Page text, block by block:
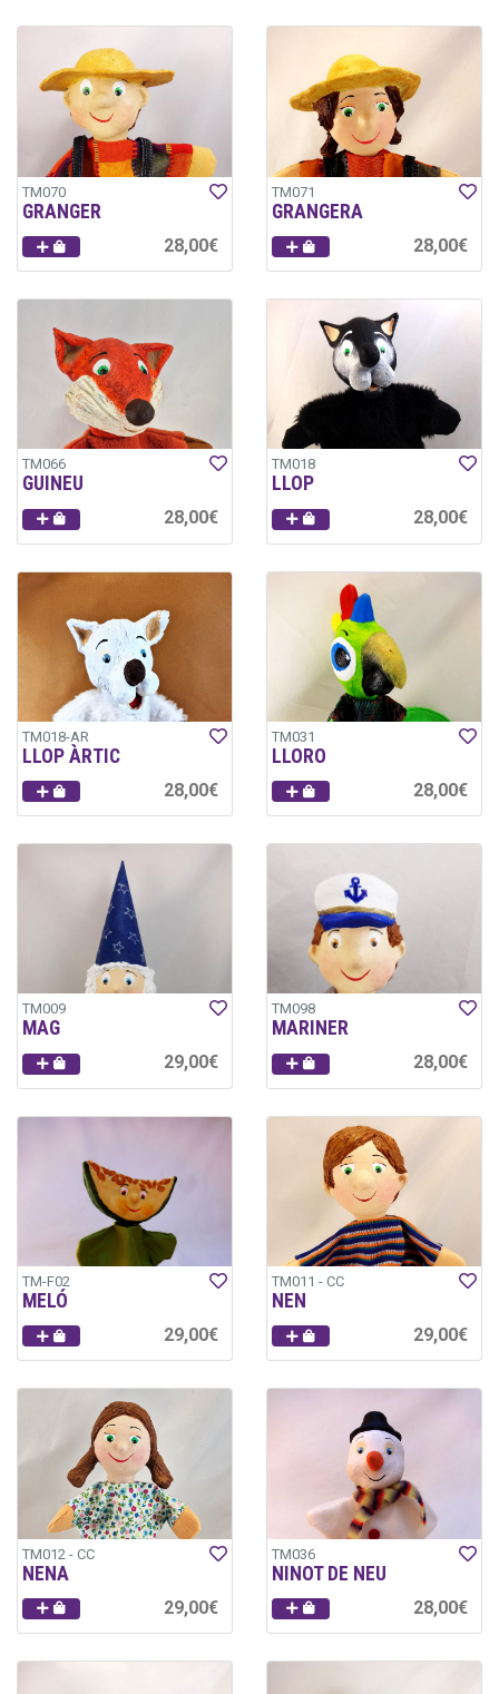
TM070
GRANGER
28,00€
TM071
GRANGERA
28,00€
TM066
GUINEU
28,00€
TM018
LLOP
28,00€
TM018-AR
LLOP ÀRTIC
28,00€
TM031
LLORO
28,00€
TM009
MAG
29,00€
TM098
MARINER
28,00€
TM-F02
MELÓ
29,00€
TM011 - CC
NEN
29,00€
TM012 - CC
NENA
29,00€
TM036
NINOT DE NEU
28,00€